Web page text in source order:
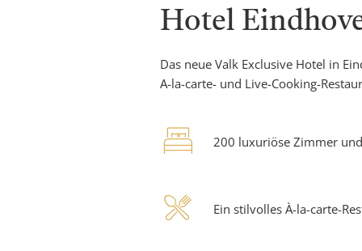
Hotel
Das neue Valk Exclusive Hotel in
A-la-carte- und Live-Cooking-
bed-
large
200 luxuriöse Zimmer
Ein stilvolles À-la-carte-